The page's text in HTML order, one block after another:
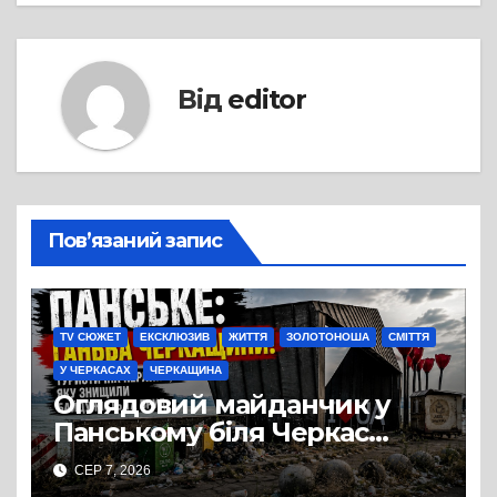
Від editor
Пов’язаний запис
TV СЮЖЕТ ЕКСКЛЮЗИВ ЖИТТЯ ЗОЛОТОНОША СМІТТЯ
У ЧЕРКАСАХ ЧЕРКАЩИНА
Оглядовий майданчик у
Панському біля Черкас
перетворився на занедбане
сміттєзвалище
СЕР 7, 2026